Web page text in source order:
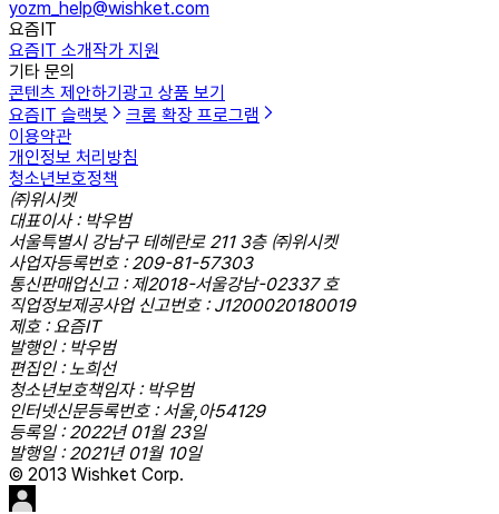
yozm_help@wishket.com
요즘IT
요즘IT 소개작가 지원
기타 문의
콘텐츠 제안하기광고 상품 보기
요즘IT 슬랙봇
크롬 확장 프로그램
이용약관
개인정보 처리방침
청소년보호정책
㈜위시켓
대표이사 : 박우범
서울특별시 강남구 테헤란로 211 3층 ㈜위시켓
사업자등록번호 : 209-81-57303
통신판매업신고 : 제2018-서울강남-02337 호
직업정보제공사업 신고번호 : J1200020180019
제호 : 요즘IT
발행인 : 박우범
편집인 : 노희선
청소년보호책임자 : 박우범
인터넷신문등록번호 : 서울,아54129
등록일 : 2022년 01월 23일
발행일 : 2021년 01월 10일
© 2013 Wishket Corp.